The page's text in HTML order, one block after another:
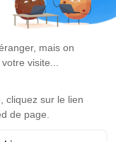
de Roger
est
rends hommage